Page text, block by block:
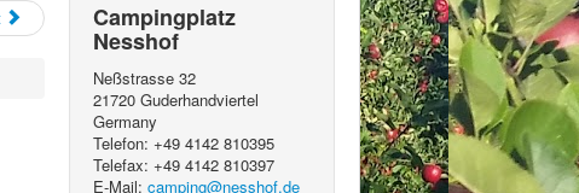
Campingplatz
Nesshof
Neßstrasse 32
21720 Guderhandviertel
Germany
Telefon: +49 4142 810395
Telefax: +49 4142 810397
E-Mail: camping@nesshof.de